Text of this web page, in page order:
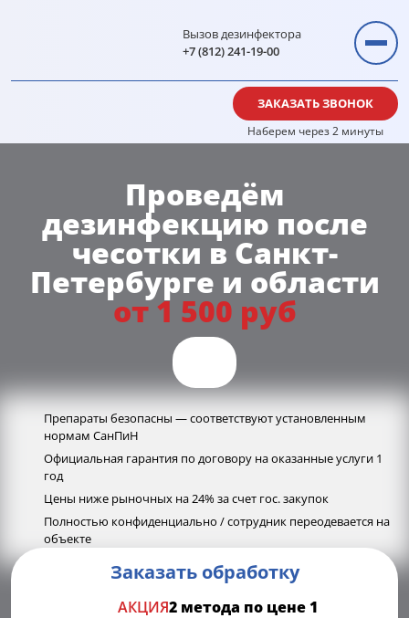
Вызов дезинфектора
+7 (812) 241-19-00
ЗАКАЗАТЬ ЗВОНОК
Наберем через 2 минуты
Проведём
дезинфекцию после
чесотки в Санкт-
Петербурге и области
от 1 500 руб
Препараты безопасны — соответствуют установленным
нормам СанПиН
Официальная гарантия по договору на оказанные услуги 1
год
Цены ниже рыночных на 24% за счет гос. закупок
Полностью конфиденциально / сотрудник переодевается на
объекте
Заказать обработку
АКЦИЯ2 метода по цене 1